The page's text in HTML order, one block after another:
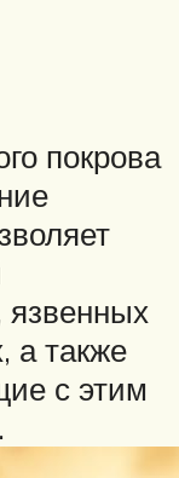
покрова
язвенных
а также
с этим